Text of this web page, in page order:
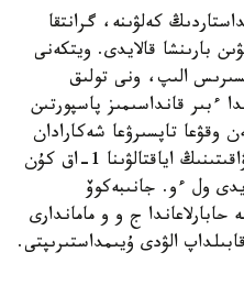
كەلۋىنە، گرانتقا
بارىنشا قالايدى. ويتكەنى
الىپ، ونى تولىق
ءبىر قانداسىمىز پاسپورتىن
وقۋعا تاپسىرۋعا شەكارادان
وتە الماعان. ال قۇجات قابىلداۋ ۋاقىتىنىڭ اياقتالۋىنا 1-اق كۇن
ول ءو. جانىبەكوۆ
حابارلاعاندا ج و و ماماندارى
الۋدى ۇيىمداستىرىپتى.